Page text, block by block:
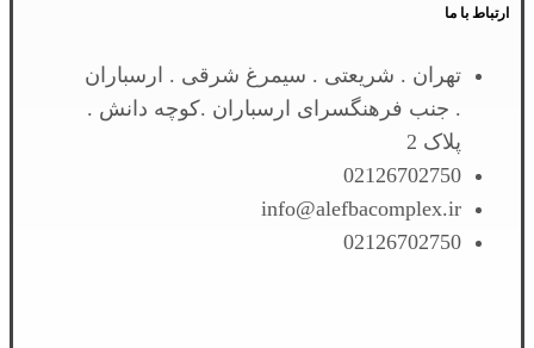
ارتباط با ما
تهران . شریعتی . سیمرغ شرقی . ارسباران
. جنب فرهنگسرای ارسباران .کوچه دانش .
پلاک 2
02126702750
info@alefbacomplex.ir
02126702750